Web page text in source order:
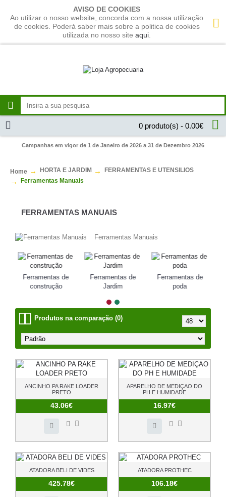
AVISO DE COOKIES
Ao utilizar o nosso website, concorda com a nossa utilização
de cookies. Poderá saber mais sobre a politica de cookies
utilizada no nosso site aqui
0 produto(s) - 0.00€
Campanhas em vigor de 1 de Janeiro de 2026 a 31 de Dezembro 2026
Home HORTA E JARDIM
FERRAMENTAS E UTENSILIOS
Ferramentas Manuais
FERRAMENTAS MANUAIS
Ferramentas Manuais
Ferramentas de
construção
Ferramentas de
Jardim
Ferramentas de
poda
Produtos na comparação (0)
ANCINHO PA RAKE LOADER
PRETO
43.06€
APARELHO DE MEDIÇAO DO
PH E HUMIDADE
16.97€
ATADORA BELI DE VIDES
425.78€
ATADORA PROTHEC
106.18€